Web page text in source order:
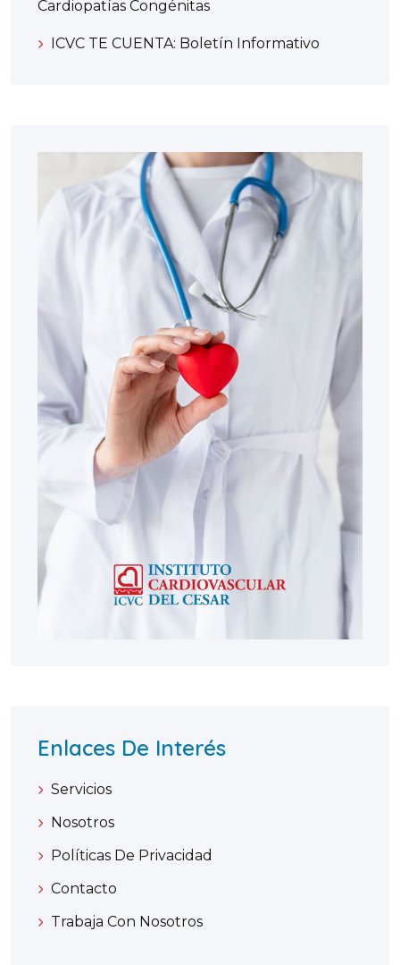
Cardiopatías Congénitas
ICVC TE CUENTA: Boletín Informativo
Enlaces De Interés
Servicios
Nosotros
Políticas De Privacidad
Contacto
Trabaja Con Nosotros